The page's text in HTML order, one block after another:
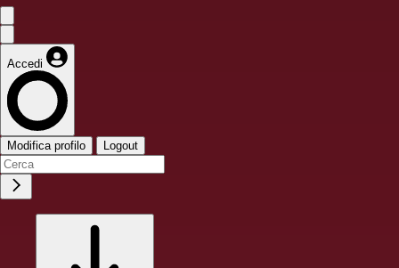
Accedi
Modifica profilo Logout